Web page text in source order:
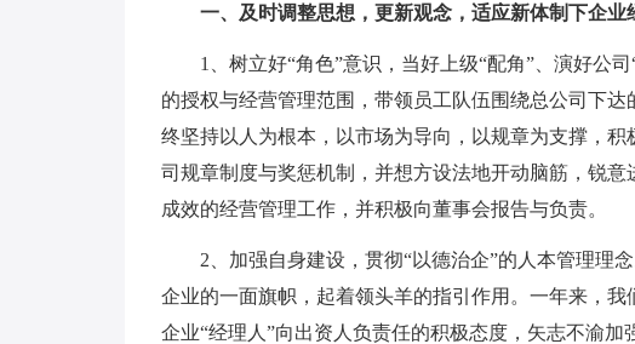
一、及时调整思想，更新观念，适应新体制下企业
1、树立好“角色”意识，当好上级“配角”、演好公
的授权与经营管理范围，带领员工队伍围绕总公司下
终坚持以人为根本，以市场为导向，以规章为支撑，
司规章制度与奖惩机制，并想方设法地开动脑筋，锐
成效的经营管理工作，并积极向董事会报告与负责。
2、加强自身建设，贯彻“以德治企”的人本管理理
企业的一面旗帜，起着领头羊的指引作用。一年来，
企业“经理人”向出资人负责任的积极态度，矢志不渝